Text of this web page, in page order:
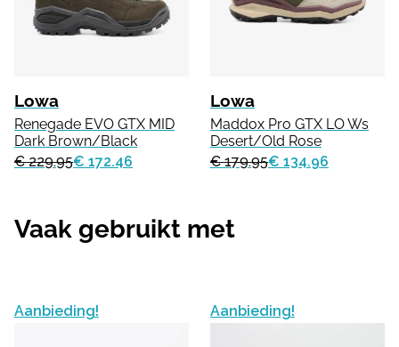
Lowa
Renegade EVO GTX MID
Dark Brown/Black
€ 229.95€ 172.46
Lowa
Maddox Pro GTX LO Ws
Desert/Old Rose
€ 179.95€ 134.96
Vaak gebruikt met
Aanbieding! Aanbieding!